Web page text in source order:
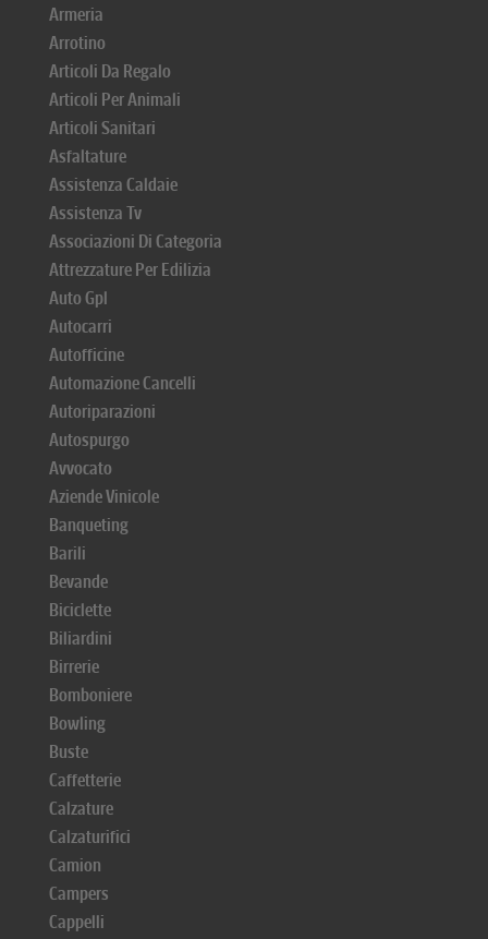
Armeria
Arrotino
Articoli Da Regalo
Articoli Per Animali
Articoli Sanitari
Asfaltature
Assistenza Caldaie
Assistenza Tv
Associazioni Di Categoria
Attrezzature Per Edilizia
Auto Gpl
Autocarri
Autofficine
Automazione Cancelli
Autoriparazioni
Autospurgo
Avvocato
Aziende Vinicole
Banqueting
Barili
Bevande
Biciclette
Biliardini
Birrerie
Bomboniere
Bowling
Buste
Caffetterie
Calzature
Calzaturifici
Camion
Campers
Cappelli